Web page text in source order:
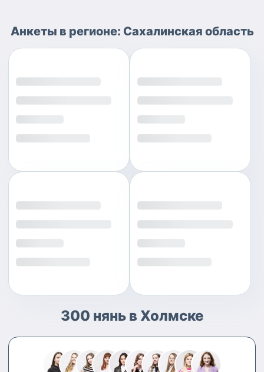
Анкеты в регионе: Сахалинская область
300 нянь в Холмске